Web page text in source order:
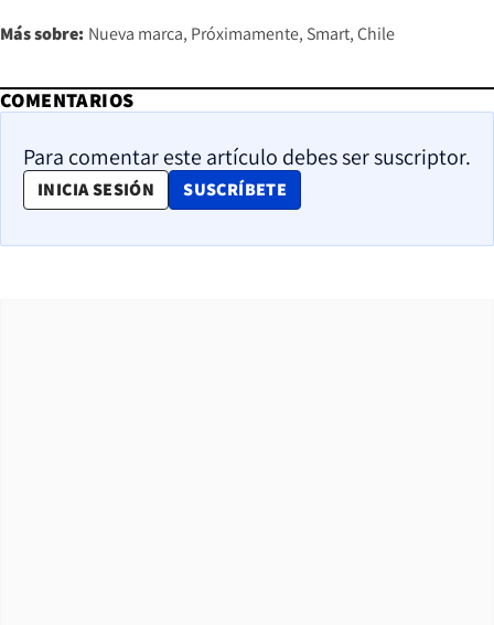
Más sobre: Nueva marca Próximamente Smart Chile
COMENTARIOS
Para comentar este artículo debes ser suscriptor.
INICIA SESIÓN SUSCRÍBETE
OPENS IN NEW WINDOW